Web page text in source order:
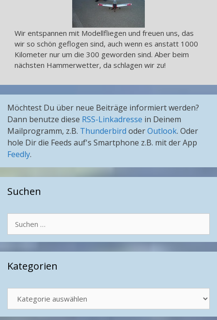
Wir entspannen mit Modellfliegen und freuen uns, das
wir so schön geflogen sind, auch wenn es anstatt 1000
Kilometer nur um die 300 geworden sind. Aber beim
nächsten Hammerwetter, da schlagen wir zu!
Möchtest Du über neue Beiträge informiert werden?
Dann benutze diese RSS-Linkadresse in Deinem
Mailprogramm, z.B. Thunderbird oderOutlook. Oder
hole Dir die Feeds auf's Smartphone z.B. mit der App
Feedly.
Suchen
nach:
Kategorien